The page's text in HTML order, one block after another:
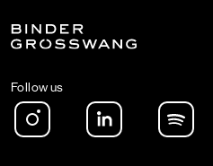
Follow us
Instagram LinkedIn